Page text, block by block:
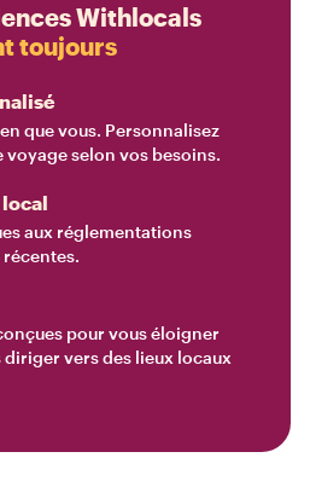
Withlocals
toujours
que vous. Personnalisez
selon vos besoins.
aux réglementations
pour vous éloigner
diriger vers des lieux locaux